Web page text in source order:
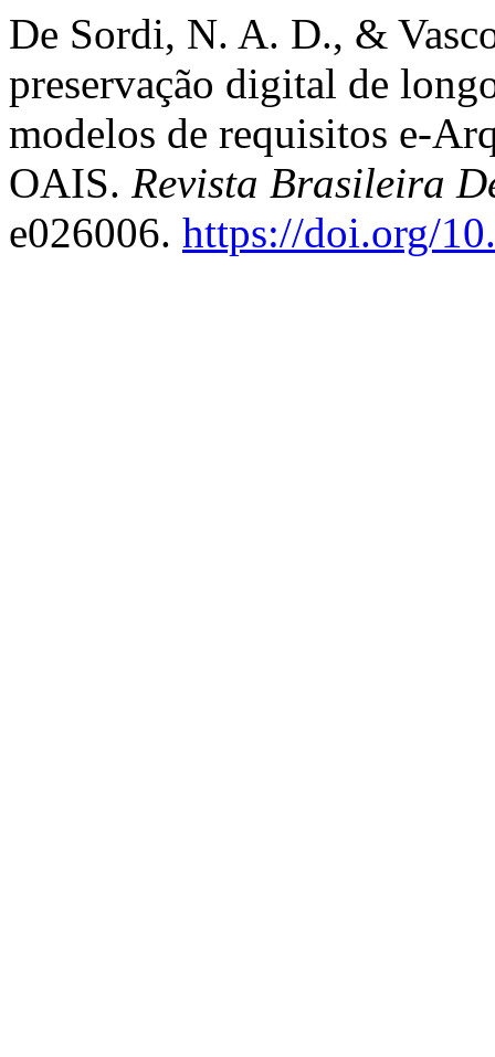
De Sordi, N. A. D., &
preservação digital de
modelos de requisitos e-
OAIS. Revista Brasileira
e026006. https://doi.org/